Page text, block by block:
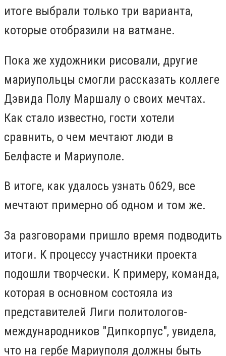
итоге выбрали только три варианта,
которые отобразили на ватмане.
Пока же художники рисовали, другие
мариупольцы смогли рассказать коллеге
Дэвида Полу Маршалу о своих мечтах.
Как стало известно, гости хотели
сравнить, о чем мечтают люди в
Белфасте и Мариуполе.
В итоге, как удалось узнать 0629, все
мечтают примерно об одном и том же.
За разговорами пришло время подводить
итоги. К процессу участники проекта
подошли творчески. К примеру, команда,
которая в основном состояла из
представителей Лиги политологов-
международников "Дипкорпус", увидела,
что на гербе Мариуполя должны быть